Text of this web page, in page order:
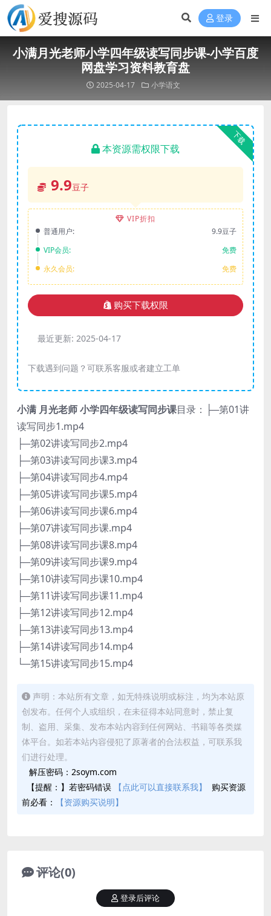
登录
小满月光老师小学四年级读写同步课-小学百度
网盘学习资料教育盘
2025-04-17 小学语文
下载
本资源需权限下载
9.9豆子
VIP折扣
普通用户:
9.9豆子
VIP会员:
免费
永久会员:
免费
购买下载权限
最近更新: 2025-04-17
下载遇到问题？可联系客服或者建立工单
小满 月光老师 小学四年级读写同步课目录：├─第01讲
读写同步1.mp4
├─第02讲读写同步2.mp4
├─第03讲读写同步课3.mp4
├─第04讲读写同步4.mp4
├─第05讲读写同步课5.mp4
├─第06讲读写同步课6.mp4
├─第07讲读写同步课.mp4
├─第08讲读写同步课8.mp4
├─第09讲读写同步课9.mp4
├─第10讲读写同步课10.mp4
├─第11讲读写同步课11.mp4
├─第12讲读写同步12.mp4
├─第13讲读写同步13.mp4
├─第14讲读写同步14.mp4
└─第15讲读写同步15.mp4
声明：本站所有文章，如无特殊说明或标注，均为本站原
创发布。任何个人或组织，在未征得本站同意时，禁止复
制、盗用、采集、发布本站内容到任何网站、书籍等各类媒
体平台。如若本站内容侵犯了原著者的合法权益，可联系我
们进行处理。
解压密码：2soym.com
【提醒：】若密码错误
【点此可以直接联系我】
购买资源
前必看：
【资源购买说明】
评论(0)
登录后评论